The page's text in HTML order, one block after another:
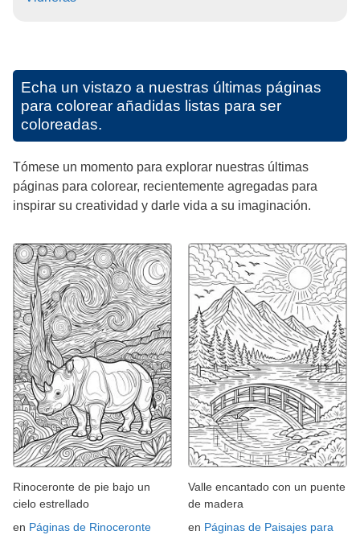
Echa un vistazo a nuestras últimas páginas
para colorear añadidas listas para ser
coloreadas.
Tómese un momento para explorar nuestras últimas
páginas para colorear, recientemente agregadas para
inspirar su creatividad y darle vida a su imaginación.
Rinoceronte de pie bajo un
cielo estrellado
en Páginas de Rinoceronte
Valle encantado con un puente
de madera
en Páginas de Paisajes para